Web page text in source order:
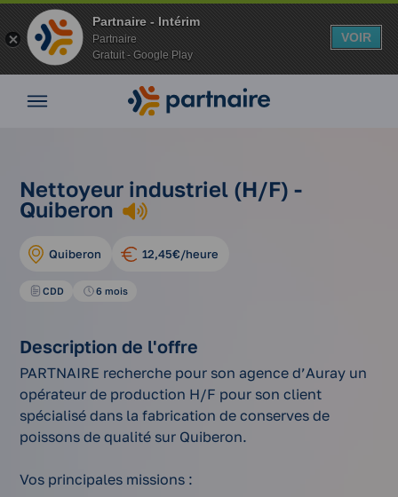
Partnaire - Intérim
Partnaire
Gratuit - Google Play
VOIR
Nos
Vos
avantages
Nos
conseils
Espace
entreprise
Accueiloffres
d'emplois
industriel
(h/f)
Nettoyeur industriel (H/F) -
Quiberon
Quiberon 12,45€/heure
CDD 6 mois
Description de l'offre
PARTNAIRE recherche pour son agence d’Auray un
opérateur de production H/F pour son client
spécialisé dans la fabrication de conserves de
poissons de qualité sur Quiberon.
Vos principales missions :